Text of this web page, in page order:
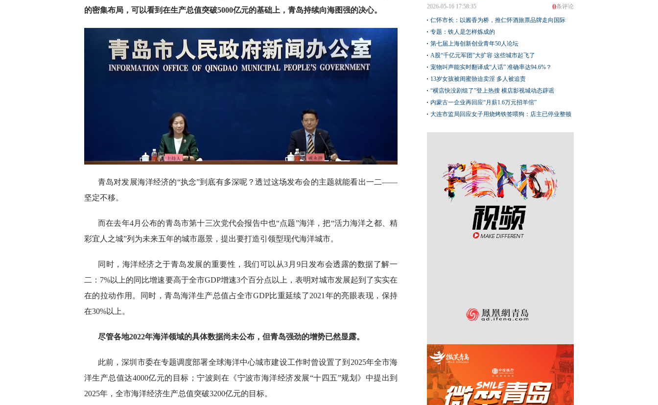
的密集布局，可以看到在生产总值突破5000亿元的基础上，青岛持续向海图强的决心。
青岛对发展海洋经济的“执念”到底有多深呢？透过这场发布会的主题就能看出一二——
坚定不移。
而在去年4月公布的青岛市第十三次党代会报告中也“点题”海洋，把“活力海洋之都、精
彩宜人之城”列为未来五年的城市愿景，提出要打造引领型现代海洋城市。
同时，海洋经济之于青岛发展的重要性，我们可以从3月9日发布会透露的数据了解一
二：7%以上的同比增速要高于全市GDP增速3个百分点以上，表明对城市发展起到了实实在
在的拉动作用。同时，青岛海洋生产总值占全市GDP比重延续了2021年的亮眼表现，保持
在30%以上。
尽管各地2022年海洋领域的具体数据尚未公布，但青岛强劲的增势已然显露。
此前，深圳市委在专题调度部署全球海洋中心城市建设工作时曾设置了到2025年全市海
洋生产总值达4000亿元的目标；宁波则在《宁波市海洋经济发展“十四五”规划》中提出到
2025年，全市海洋经济生产总值突破3200亿元的目标。
0条评论
2026-05-16 17:58:35
仁怀市长：以酱香为桥，推仁怀酒旅票品牌走向国际
专题：铁人是怎样炼成的
第七届上海创新创业青年50人论坛
A股“千亿元军团”大扩容 这些城市起飞了
宠物叫声能实时翻译成“人话” 准确率达94.6%？
13岁女孩被闺蜜胁迫卖淫 多人被追责
“横店快没剧组了”登上热搜 横店影视城动态辟谣
内蒙古一企业再回应“月薪1.6万元招羊倌”
大连市监局回应女子用烧烤铁签喂狗：店主已停业整顿